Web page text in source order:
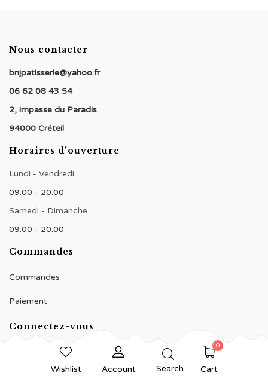
Wishlist Account Search
0
Cart
Nous contacter
bnjpatisserie@yahoo.fr
06 62 08 43 54
2, impasse du Paradis
94000 Créteil
Horaires d'ouverture
Lundi - Vendredi
09:00 - 20:00
Samedi - Dimanche
09:00 - 20:00
Commandes
Commandes
Paiement
Connectez-vous